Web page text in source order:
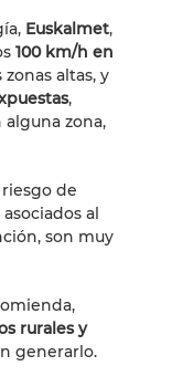
Euskalmet,
100 km/h en
altas, y
,
zona,
de
al
son muy
rurales y
generarlo.